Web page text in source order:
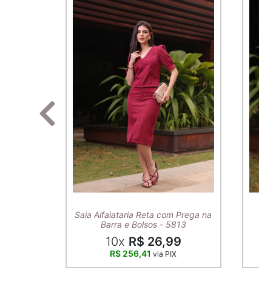
Saia Alfaiataria Reta com Prega na
Barra e Bolsos - 5813
10x R$ 26,99
R$ 256,41via PIX